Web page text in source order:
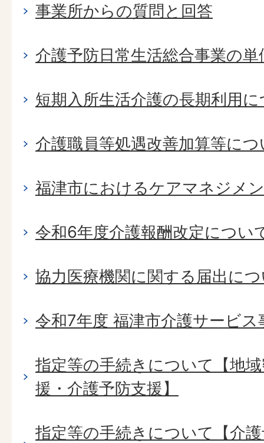
事業所からの質問と回答
介護予防日常生活総合事業の
短期入所生活介護の長期利用
介護職員等処遇改善加算等に
福津市におけるケアマネジメ
令和6年度介護報酬改定につい
協力医療機関に関する届出に
令和7年度 福津市介護サービス
指定等の手続きについて【地
援・介護予防支援】
指定等の手続きについて【介